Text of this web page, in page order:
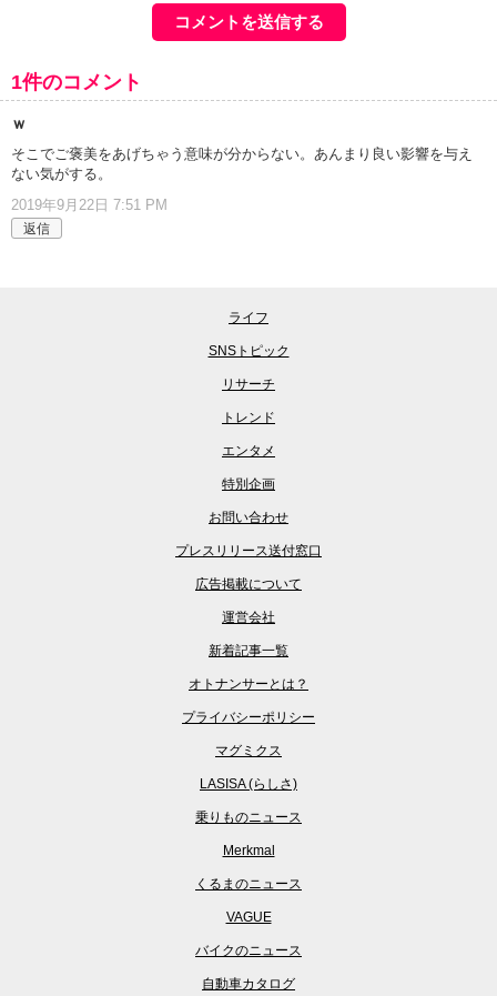
1件のコメント
ｗ
そこでご褒美をあげちゃう意味が分からない。あんまり良い影響を与え
ない気がする。
2019年9月22日 7:51 PM
返信
ライフ
SNSトピック
リサーチ
トレンド
エンタメ
特別企画
お問い合わせ
プレスリリース送付窓口
広告掲載について
運営会社
新着記事一覧
オトナンサーとは？
プライバシーポリシー
マグミクス
LASISA (らしさ)
乗りものニュース
Merkmal
くるまのニュース
VAGUE
バイクのニュース
自動車カタログ